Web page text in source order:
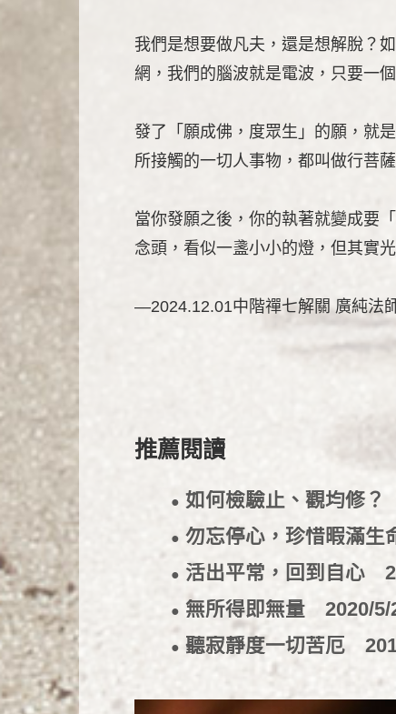
我們是想要做凡夫，還是想解脫？
網，我們的腦波就是電波，只要一
發了「願成佛，度眾生」的願，就
所接觸的一切人事物，都叫做行菩
當你發願之後，你的執著就變成要
念頭，看似一盞小小的燈，但其實
—2024.12.01中階禪七解關 廣純法
推薦閱讀
● 如何檢驗止、觀均修？
● 勿忘停心，珍惜暇滿
● 活出平常，回到自心
● 無所得即無量 2020/5/
● 聽寂靜度一切苦厄